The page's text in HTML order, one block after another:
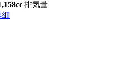
排気量
細